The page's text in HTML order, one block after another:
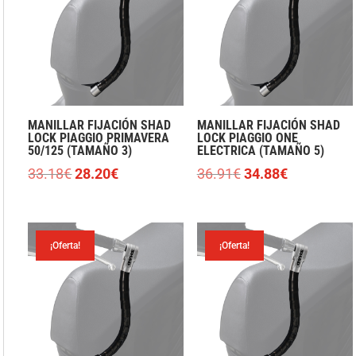
MANILLAR FIJACIÓN SHAD
LOCK PIAGGIO PRIMAVERA
50/125 (TAMAÑO 3)
33.18€El
era:
33.18€.
28.20€El
es:
28.20€.
MANILLAR FIJACIÓN SHAD
LOCK PIAGGIO ONE
ELECTRICA (TAMAÑO 5)
36.91€ El
era:
36.91€.
34.88€El
es:
34.88€.
¡Oferta! ¡Oferta!